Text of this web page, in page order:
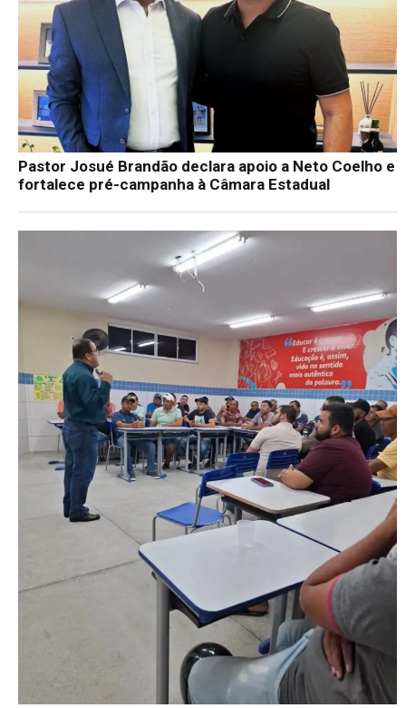
Pastor Josué Brandão declara apoio a Neto Coelho e
fortalece pré-campanha à Câmara Estadual